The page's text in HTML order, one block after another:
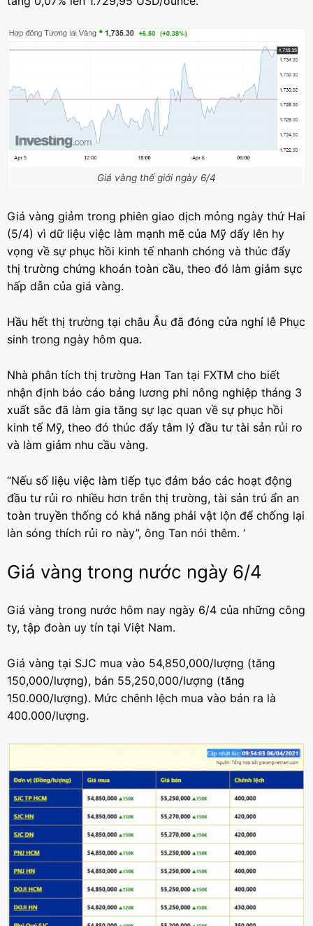
Giá vàng thế giới ngày 6/4
Giá vàng giảm trong phiên giao dịch mỏng ngày thứ Hai
(5/4) vì dữ liệu việc làm mạnh mẽ của Mỹ dấy lên hy
vọng về sự phục hồi kinh tế nhanh chóng và thúc đẩy
thị trường chứng khoán toàn cầu, theo đó làm giảm sực
hấp dẫn của giá vàng.
Hầu hết thị trường tại châu Âu đã đóng cửa nghỉ lễ Phục
sinh trong ngày hôm qua.
Nhà phân tích thị trường Han Tan tại FXTM cho biết
nhận định báo cáo bảng lương phi nông nghiệp tháng 3
xuất sắc đã làm gia tăng sự lạc quan về sự phục hồi
kinh tế Mỹ, theo đó thúc đẩy tâm lý đầu tư tài sản rủi ro
và làm giảm nhu cầu vàng.
“Nếu số liệu việc làm tiếp tục đảm bảo các hoạt động
đầu tư rủi ro nhiều hơn trên thị trường, tài sản trú ẩn an
toàn truyền thống có khả năng phải vật lộn để chống lại
làn sóng thích rủi ro này”, ông Tan nói thêm. ‘
Giá vàng trong nước ngày 6/4
Giá vàng trong nước hôm nay ngày 6/4 của những công
ty, tập đoàn uy tín tại Việt Nam.
Giá vàng tại SJC mua vào 54,850,000/lượng (tăng
150,000/lượng), bán 55,250,000/lượng (tăng
150.000/lượng). Mức chênh lệch mua vào bán ra là
400.000/lượng.